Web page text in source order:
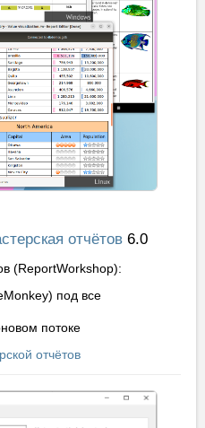
отчётов 6.0
(ReportWorkshop):
под все
потоке
отчётов